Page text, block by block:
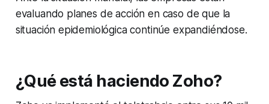
evaluando planes de acción en caso de que la
situación epidemiológica continúe expandiéndose.
¿Qué está haciendo Zoho?